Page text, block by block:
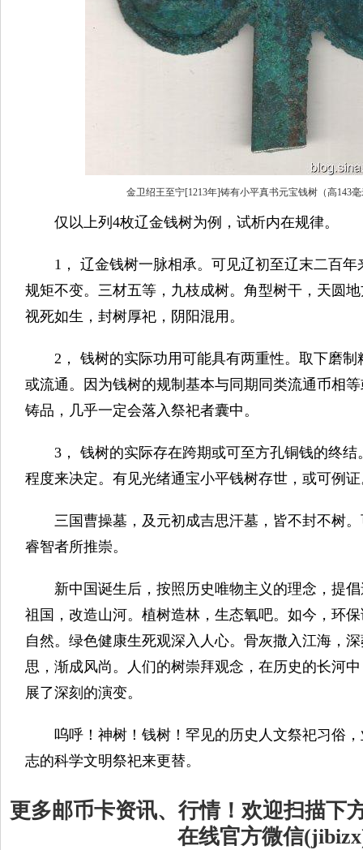
金卫绍王至宁[1213年]铸有小平真书元宝钱树（高143
仅以上列4枚辽金钱树为例，试析内在规律。
1， 辽金钱树一脉相承。可见辽初至辽末二百年
规矩不变。三材五等，九枝成树。角型树干，天圆
视死如生，封树厚祀，阴阳混用。
2， 钱树的实际功用可能具有两重性。取下磨制
或流通。因为钱树的规制基本与同期同类流通币相
铸品，几乎一定会落入祭祀者囊中。
3， 钱树的实际存在跨期或可至方孔铜钱的终结
程度来决定。有见光绪通宝小平钱树存世，或可例
三国曹操墓，及元初成吉思汗墓，皆不封不树。
睿智者所推崇。
新中国诞生后，按照历史唯物主义的理念，提倡
祖国，改造山河。植树造林，生态氧吧。如今，环
自然。绿色健康生死观深入人心。骨灰撒入江海，
思，渐成风尚。人们的树崇拜观念，在历史的长河
展了深刻的演变。
呜呼！神树！钱树！罕见的历史人文祭祀习俗，
志的科学文明祭祀来更替。
更多邮币卡资讯、行情！欢迎扫描下
在线官方微信